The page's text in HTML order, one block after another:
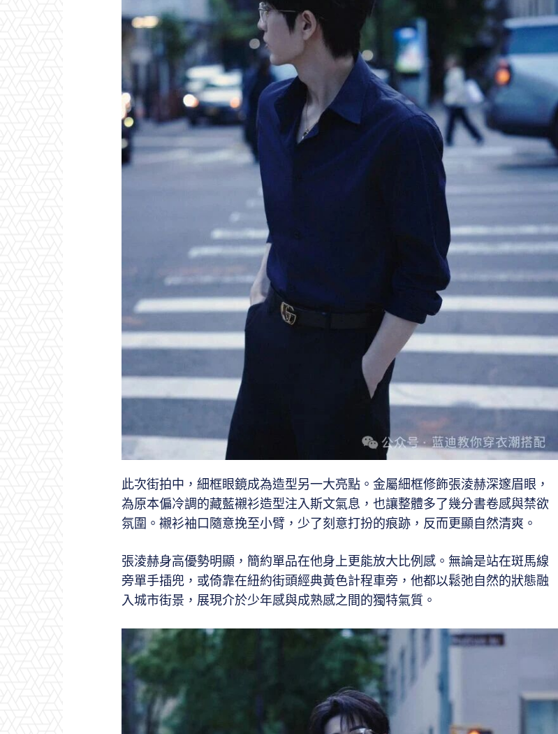
此次街拍中，細框眼鏡成為造型另一大亮點。金屬細框修飾張淩赫深邃眉眼，
為原本偏冷調的藏藍襯衫造型注入斯文氣息，也讓整體多了幾分書卷感與禁欲
氛圍。襯衫袖口隨意挽至小臂，少了刻意打扮的痕跡，反而更顯自然清爽。
張淩赫身高優勢明顯，簡約單品在他身上更能放大比例感。無論是站在斑馬線
旁單手插兜，或倚靠在紐約街頭經典黃色計程車旁，他都以鬆弛自然的狀態融
入城市街景，展現介於少年感與成熟感之間的獨特氣質。